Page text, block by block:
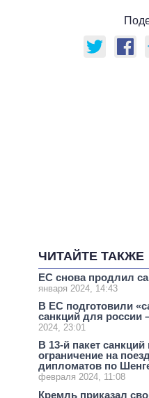
ЧИТАЙТЕ ТАКЖЕ
ЕС снова продлил
января 2024, 14:43
В ЕС подготовили
санкций для россии
2024, 23:01
В 13-й пакет
ограничение на
дипломатов по
февраля 2024, 11:08
Кремль приказал